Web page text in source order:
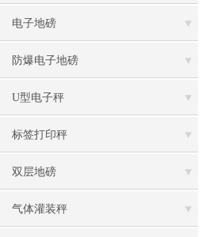
电子地磅
防爆电子地磅
U型电子秤
标签打印秤
双层地磅
气体灌装秤